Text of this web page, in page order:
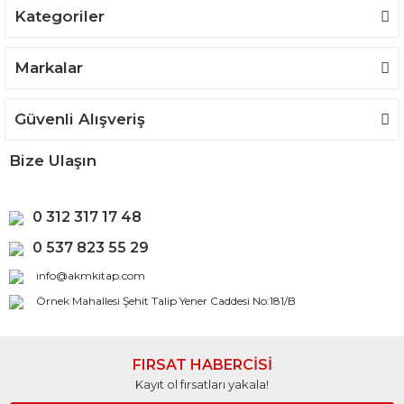
Kategoriler
Markalar
Güvenli Alışveriş
Bize Ulaşın
0 312 317 17 48
0 537 823 55 29
info@akmkitap.com
Örnek Mahallesi Şehit Talip Yener Caddesi No:181/B
FIRSAT HABERCİSİ
Kayıt ol fırsatları yakala!